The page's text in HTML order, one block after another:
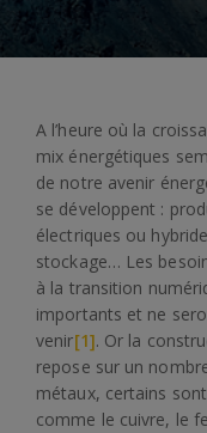
A l’heure où la
mix énergétiques
de notre avenir
se développent :
électriques ou
stockage… Les
à la transition
importants et ne
venir[1]. Or la
repose sur un
métaux, certains
comme le cuivre, le